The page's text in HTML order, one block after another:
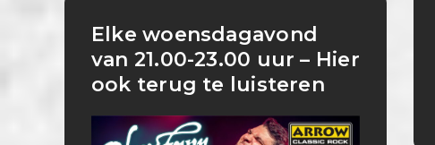
Elke woensdagavond
van 21.00-23.00 uur – Hier
ook terug te luisteren